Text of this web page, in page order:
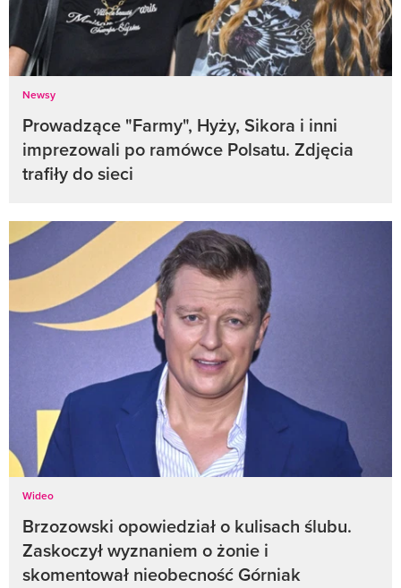
Newsy
Prowadzące "Farmy", Hyży, Sikora i inni
imprezowali po ramówce Polsatu. Zdjęcia
trafiły do sieci
Wideo
Brzozowski opowiedział o kulisach ślubu.
Zaskoczył wyznaniem o żonie i
skomentował nieobecność Górniak